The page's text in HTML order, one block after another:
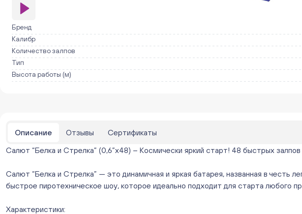
Бренд
Калибр
Количество залпов
Тип
Высота работы (м)
Описание Отзывы
Сертификаты
Салют “Белка и Стрелка” (0,6”х48) – Космически яркий старт! 48 быстрых
Салют “Белка и Стрелка” — это динамичная и яркая батарея, названная в честь
быстрое пиротехническое шоу, которое идеально подходит для старта любого
Характеристики: